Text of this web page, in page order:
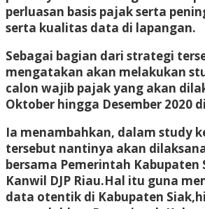
perluasan basis pajak serta
serta kualitas data di lapangan.
Sebagai bagian dari strategi
mengatakan akan melakukan
calon wajib pajak yang akan
Oktober hingga Desember 2020
Ia menambahkan, dalam study
tersebut nantinya akan
bersama Pemerintah Kabupaten
Kanwil DJP Riau.Hal itu guna
data otentik di Kabupaten